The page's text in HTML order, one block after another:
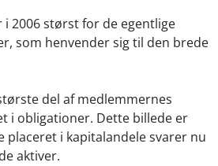
2006 størst for de egentlige
som henvender sig til den brede
del af medlemmernes
i obligationer. Dette billede er
placeret i kapitalandele svarer nu
aktiver.